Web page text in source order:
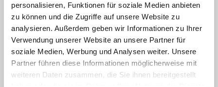
personalisieren, Funktionen für soziale Medien anbieten
zu können und die Zugriffe auf unsere Website zu
analysieren. Außerdem geben wir Informationen zu Ihrer
Verwendung unserer Website an unsere Partner für
soziale Medien, Werbung und Analysen weiter. Unsere
Partner führen diese Informationen möglicherweise mit
weiteren Daten zusammen, die Sie ihnen bereitgestellt
katholische Diözesen haben ein Zentrum
für soziale Dienste. Da die Christen eine
kleine Minderheit in der Gesellschaft
sind, können sie nicht flächendeckend
Probleme der chinesischen Gesellschaft
lösen, aber Lösungsansätze bieten und